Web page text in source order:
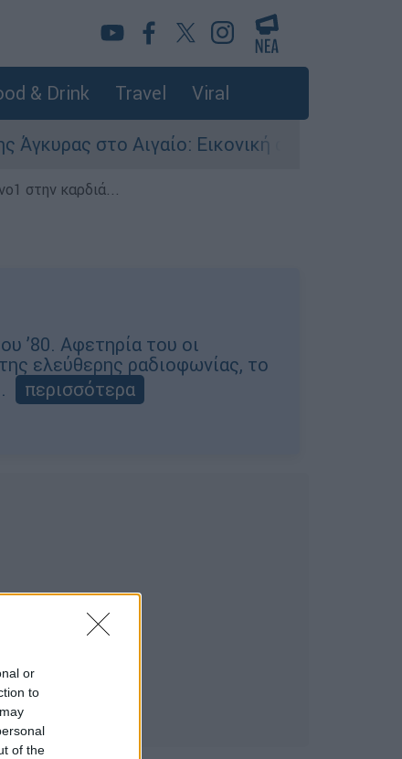
or
to
of the
& Drink Travel Viral
στο Αιγαίο: Εικονική αερομαχία ανάμεσα
στην καρδιά...
’80. Αφετηρία του οι
ελεύθερης ραδιοφωνίας, το
περισσότερα